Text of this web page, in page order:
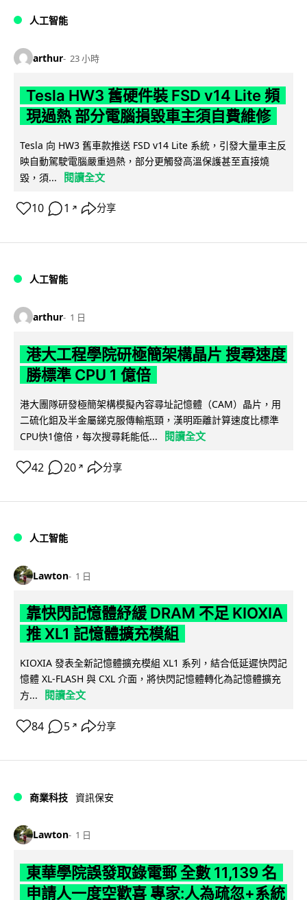
人工智能
arthur 23 小時
Tesla HW3 舊硬件裝 FSD v14 Lite 頻
現過熱 部分電腦損毀車主須自費維修
Tesla 向 HW3 舊車款推送 FSD v14 Lite 系統，引發大量車主反
映自動駕駛電腦嚴重過熱，部分更觸發高溫保護甚至直接燒
毀，須...
閱讀全文
10 1 ↗ 分享
人工智能
arthur 1 日
港大工程學院研極簡架構晶片 搜尋速度
勝標準 CPU 1 億倍
港大團隊研發極簡架構模擬內容尋址記憶體（CAM）晶片，用
二硫化鉬及半金屬銻克服傳輸瓶頸，漢明距離計算速度比標準
CPU快1億倍，每次搜尋耗能低...
閱讀全文
42 20 ↗ 分享
人工智能
Lawton 1 日
靠快閃記憶體紓緩 DRAM 不足 KIOXIA
推 XL1 記憶體擴充模組
KIOXIA 發表全新記憶體擴充模組 XL1 系列，結合低延遲快閃記
憶體 XL-FLASH 與 CXL 介面，將快閃記憶體轉化為記憶體擴充
方...
閱讀全文
84 5 ↗ 分享
商業科技 資訊保安
Lawton 1 日
東華學院誤發取錄電郵 全數 11,139 名
申請人一度空歡喜 專家:人為疏忽+系統